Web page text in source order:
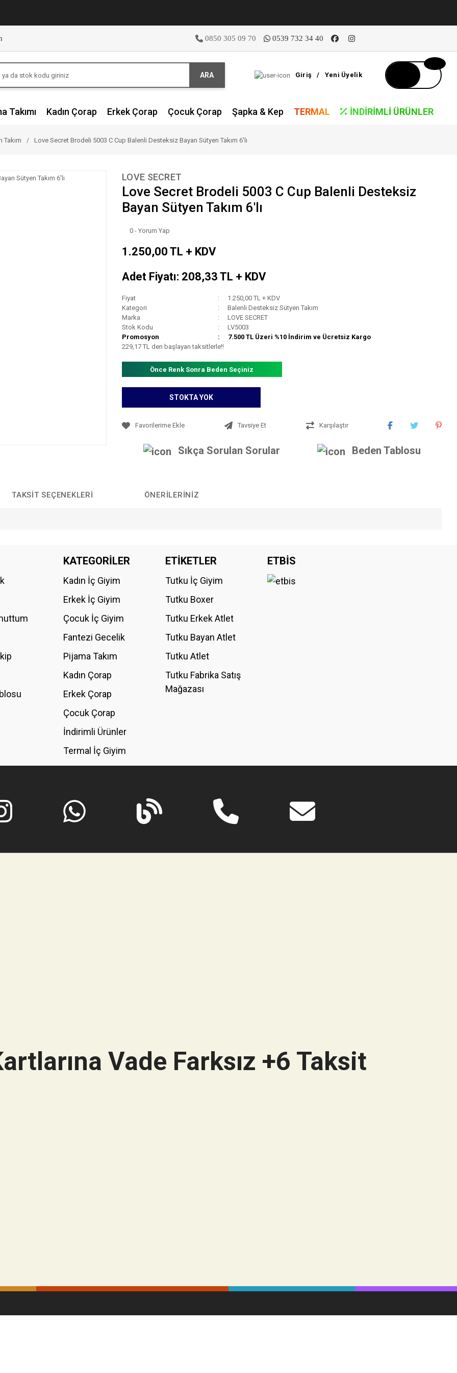
0850 305 09 70 0539 732 34 40
ARA Giriş / Yeni Üyelik
Takımı Kadın Çorap Erkek Çorap Çocuk Çorap Şapka & Kep TERMAL İNDIRIMLI ÜRÜNLER
Takım Love Secret Brodeli 5003 C Cup Balenli Desteksiz Bayan Sütyen Takım 6'lı
LOVE SECRET
Love Secret Brodeli 5003 C Cup Balenli Desteksiz
Bayan Sütyen Takım 6'lı
0 - Yorum Yap
1.250,00 TL + KDV
Adet Fiyatı: 208,33 TL + KDV
Fiyat
1.250,00 TL + KDV
Kategori
Balenli Desteksiz Sütyen Takım
Marka
LOVE SECRET
Stok Kodu
LV5003
Promosyon
7.500 TL Üzeri %10 İndirim ve Ücretsiz Kargo
229,17 TL den başlayan taksitlerle!!
Önce Renk Sonra Beden Seçiniz
STOKTA YOK
Tavsiye Et Karşılaştır
Sıkça Sorulan Sorular Beden Tablosu
TAKSIT SEÇENEKLERI ÖNERILERINIZ
Bu ürüne ilk yorumu siz yapın!
KATEGORİLER
Kadın İç Giyim
Erkek İç Giyim
Çocuk İç Giyim
Fantezi Gecelik
Pijama Takım
Kadın Çorap
Erkek Çorap
Çocuk Çorap
İndirimli Ürünler
Termal İç Giyim
ETİKETLER
Tutku İç Giyim
Tutku Boxer
Tutku Erkek Atlet
Tutku Bayan Atlet
Tutku Atlet
Tutku Fabrika Satış
Mağazası
ETBİS
Vade Farksız +6 Taksit